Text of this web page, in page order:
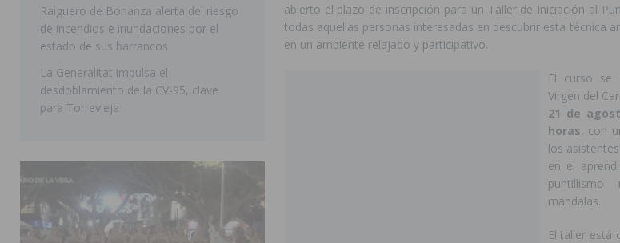
abierto el plazo de inscripción para un Taller de Iniciación al
todas aquellas personas interesadas en descubrir esta técnica
en un ambiente relajado y participativo.
El curso se
Virgen del
21 de
horas, con
los
en el
mandalas.
El taller está
Raiguero de Bonanza alerta del riesgo
de incendios e inundaciones por el
estado de sus barrancos
La Generalitat impulsa el
desdoblamiento de la CV-95, clave
para Torrevieja